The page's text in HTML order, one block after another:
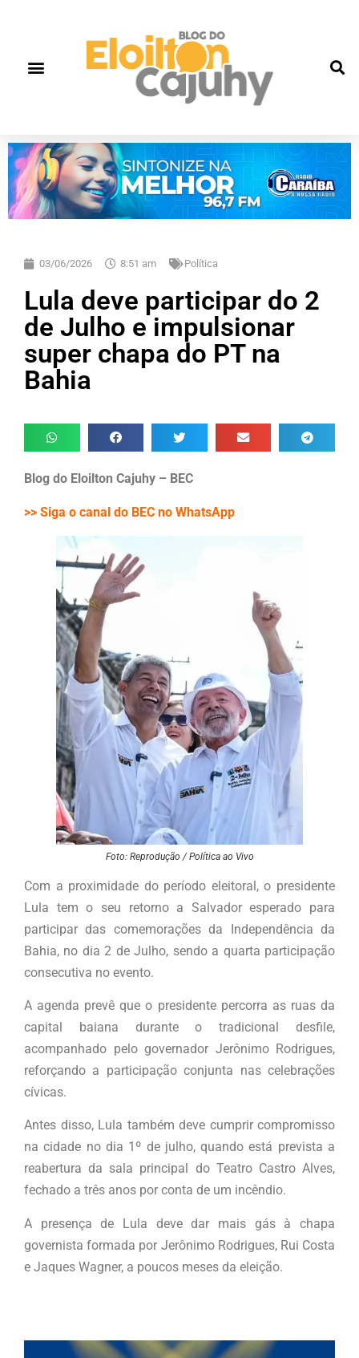
03/06/2026 8:51 am Política
Lula deve participar do 2
de Julho e impulsionar
super chapa do PT na
Bahia
Blog do Eloilton Cajuhy – BEC
>> Siga o canal do BEC no WhatsApp
Foto: Reprodução / Política ao Vivo
Com a proximidade do período eleitoral, o presidente
Lula tem o seu retorno a Salvador esperado para
participar das comemorações da Independência da
Bahia, no dia 2 de Julho, sendo a quarta participação
consecutiva no evento.
A agenda prevê que o presidente percorra as ruas da
capital baiana durante o tradicional desfile,
acompanhado pelo governador Jerônimo Rodrigues,
reforçando a participação conjunta nas celebrações
cívicas.
Antes disso, Lula também deve cumprir compromisso
na cidade no dia 1º de julho, quando está prevista a
reabertura da sala principal do Teatro Castro Alves,
fechado a três anos por conta de um incêndio.
A presença de Lula deve dar mais gás à chapa
governista formada por Jerônimo Rodrigues, Rui Costa
e Jaques Wagner, a poucos meses da eleição.